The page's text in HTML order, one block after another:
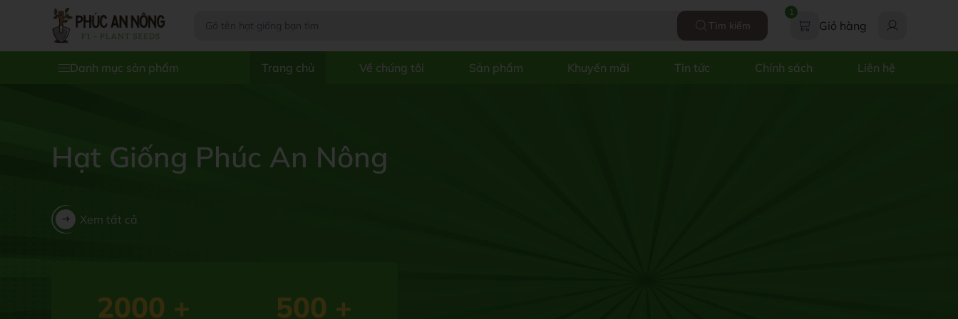
Tìm kiếm
1
Giỏ hàng
Danh mục sản phẩm Trang chủ Về chúng tôi Sản phẩm Khuyến mãi Tin tức Chính sách Liên hệ
Hạt Giống Phúc An Nông
Xem tất cả
2000 + 500 +